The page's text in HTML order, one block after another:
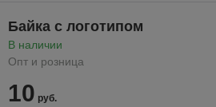
Байка с логотипом
В наличии
Опт и розница
10 руб.